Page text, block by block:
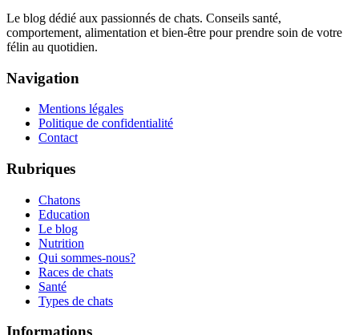
Le blog dédié aux passionnés de chats. Conseils santé,
comportement, alimentation et bien-être pour prendre soin de votre
félin au quotidien.
Navigation
Mentions légales
Politique de confidentialité
Contact
Rubriques
Chatons
Education
Le blog
Nutrition
Qui sommes-nous?
Races de chats
Santé
Types de chats